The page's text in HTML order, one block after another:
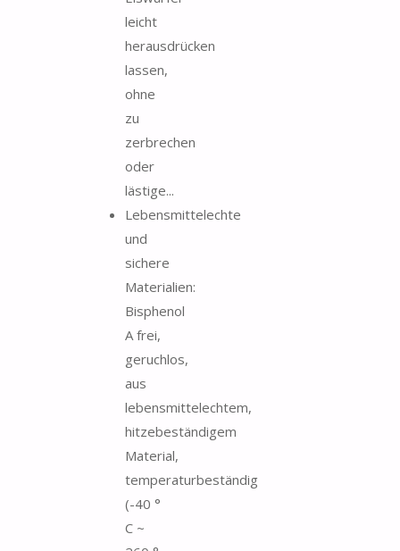
leicht
herausdrücken
lassen,
ohne
zu
zerbrechen
oder
lästige...
Lebensmittelechte
und
sichere
Materialien:
Bisphenol
A frei,
geruchlos,
aus
lebensmittelechtem,
hitzebeständigem
Material,
temperaturbeständig
(-40 °
C ~